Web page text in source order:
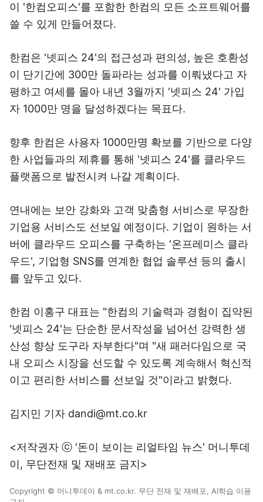
이 '한컴오피스'를 포함한 한컴의 모든 소프트웨어를
쓸 수 있게 만들어졌다.
한컴은 '넷피스 24'의 접근성과 편의성, 높은 호환성
이 단기간에 300만 돌파라는 성과를 이뤄냈다고 자
평하고 여세를 몰아 내년 3월까지 '넷피스 24' 가입
자 1000만 명을 달성하겠다는 목표다.
향후 한컴은 사용자 1000만명 확보를 기반으로 다양
한 사업들과의 제휴를 통해 '넷피스 24'를 클라우드
플랫폼으로 발전시켜 나갈 계획이다.
연내에는 보안 강화와 고객 맞춤형 서비스로 무장한
기업용 서비스도 선보일 예정이다. 기업이 원하는 서
버에 클라우드 오피스를 구축하는 '온프레미스 클라
우드', 기업형 SNS를 연계한 협업 솔루션 등의 출시
를 앞두고 있다.
한컴 이홍구 대표는 "한컴의 기술력과 경험이 집약된
'넷피스 24'는 단순한 문서작성을 넘어선 강력한 생
산성 향상 도구라 자부한다"며 "새 패러다임으로 국
내 오피스 시장을 선도할 수 있도록 계속해서 혁신적
이고 편리한 서비스를 선보일 것"이라고 밝혔다.
김지민 기자 dandi@mt.co.kr
<저작권자 ⓒ '돈이 보이는 리얼타임 뉴스' 머니투데
이, 무단전재 및 재배포 금지>
Copyright © 머니투데이 & mt.co.kr. 무단 전재 및 재배포, AI학습 이용